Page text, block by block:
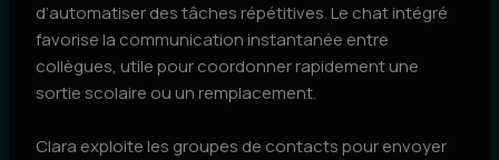
d’automatiser des tâches répétitives. Le chat intégré
favorise la communication instantanée entre
collègues, utile pour coordonner rapidement une
sortie scolaire ou un remplacement.
Clara exploite les groupes de contacts pour envoyer